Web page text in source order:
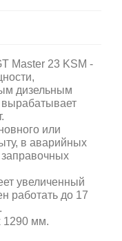
Master 23 KSM -
дизельным
или
в аварийных
увеличенный
работать до 17
1290 мм.